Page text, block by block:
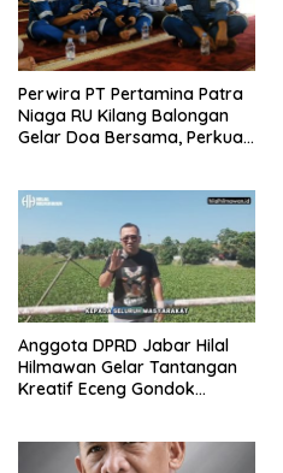
Perwira PT Pertamina Patra
Niaga RU Kilang Balongan
Gelar Doa Bersama, Perkuat
Anggota DPRD Jabar Hilal
Hilmawan Gelar Tantangan
Kreatif Eceng Gondok